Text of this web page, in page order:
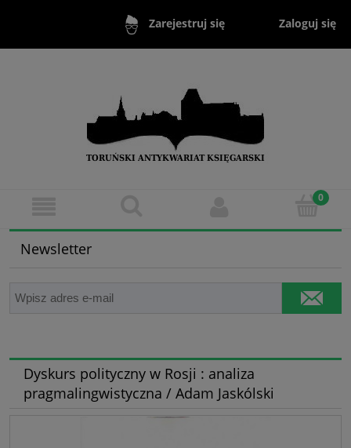
Zarejestruj się Zaloguj się
Newsletter
Dyskurs polityczny w Rosji : analiza
pragmalingwistyczna / Adam Jaskólski